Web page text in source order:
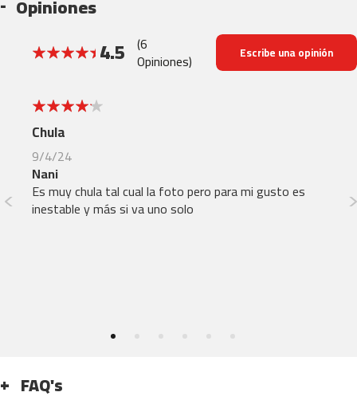
e
s
5
0
b
e
s
p
0
0
Opiniones
4.5 (6
Opiniones) Escribe una opinión
Chula
9/4/24
Nani
Es muy chula tal cual la foto pero para mi gusto es
inestable y más si va uno solo
FAQ's